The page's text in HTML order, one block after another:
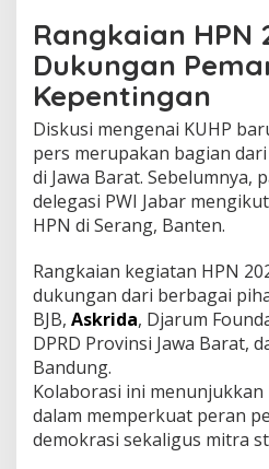
Rangkaian HPN
Dukungan
Kepentingan
Diskusi mengenai KUHP
pers merupakan bagian
di Jawa Barat. Sebelumnya,
delegasi PWI Jabar
HPN di Serang, Banten.
Rangkaian kegiatan HPN
dukungan dari berbagai
BJB, Askrida, Djarum
DPRD Provinsi Jawa Barat,
Bandung.
Kolaborasi ini
dalam memperkuat peran
demokrasi sekaligus mitra